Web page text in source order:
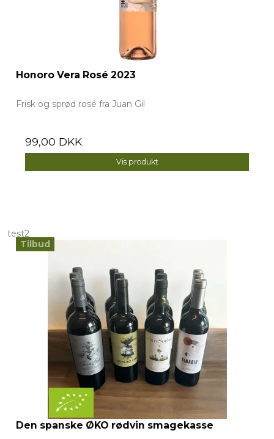
Honoro Vera Rosé 2023
Frisk og sprød rosé fra Juan Gil
99,00 DKK
Vis produkt
Tilbud
test2
Den spanske ØKO rødvin smagekasse